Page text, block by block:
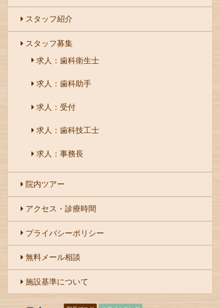
スタッフ紹介
スタッフ募集
求人：歯科衛生士
求人：歯科助手
求人：受付
求人：歯科技工士
求人：事務長
院内ツアー
アクセス・診療時間
プライバシーポリシー
無料メール相談
施設基準について